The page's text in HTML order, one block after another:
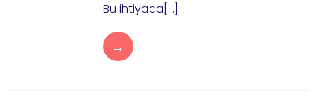
Bu ihtiyaca[…]
→